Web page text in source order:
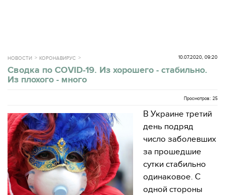
НОВОСТИ КОРОНАВИРУС 10.07.2020, 09:20
Сводка по COVID-19. Из хорошего - стабильно.
Из плохого - много
Просмотров: 25
В Украине третий
день подряд
число заболевших
за прошедшие
сутки стабильно
одинаковое. С
одной стороны